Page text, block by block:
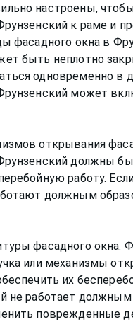
настроены,
к раме и
фасадного окна в
быть неплотно
одновременно в
может
открывания
должны
работу.
должным
фасадного окна:
или механизмы
их
не работает
поврежденные